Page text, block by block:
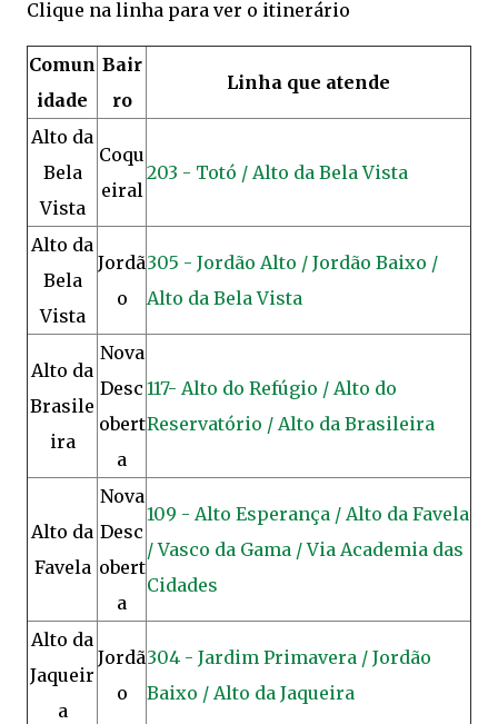
Clique na linha para ver o itinerário
Comun
idade
Bair
ro
Linha que atende
Alto da
Bela
Vista
Coqu
eiral
203 - Totó / Alto da Bela Vista
Alto da
Bela
Vista
Jordã
o
305 - Jordão Alto / Jordão Baixo /
Alto da Bela Vista
Alto da
Brasile
ira
Nova
Desc
obert
a
117- Alto do Refúgio / Alto do
Reservatório / Alto da Brasileira
Alto da
Favela
Nova
Desc
obert
a
109 - Alto Esperança / Alto da Favela
/ Vasco da Gama / Via Academia das
Cidades
Alto da
Jaqueir
a
Jordã
o
304 - Jardim Primavera / Jordão
Baixo / Alto da Jaqueira